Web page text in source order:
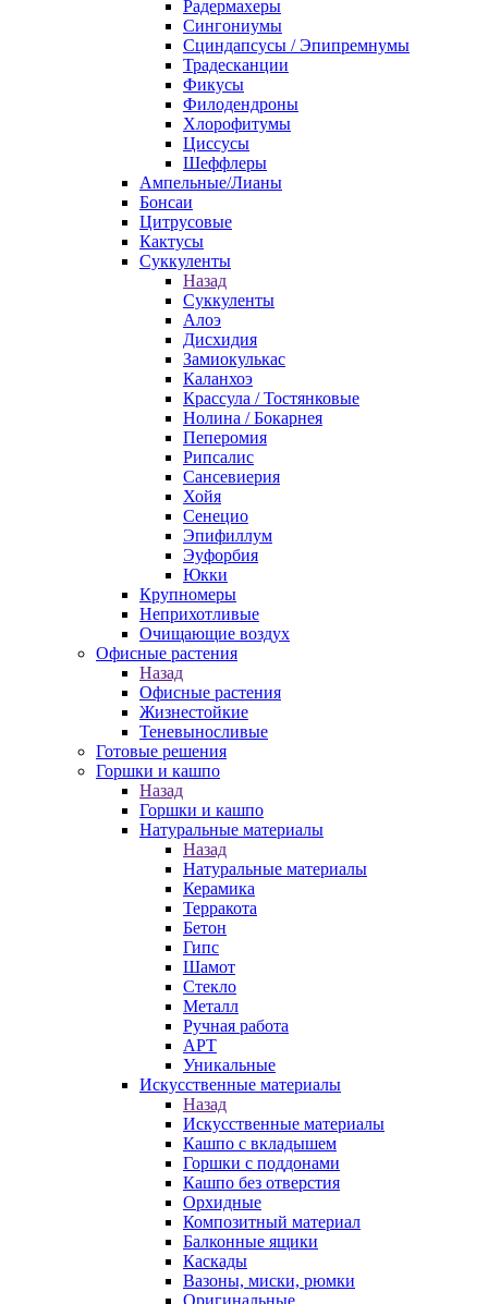
Радермахеры
Сингониумы
Сциндапсусы / Эпипремнумы
Традесканции
Фикусы
Филодендроны
Хлорофитумы
Циссусы
Шеффлеры
Ампельные/Лианы
Бонсаи
Цитрусовые
Кактусы
Суккуленты
Назад
Суккуленты
Алоэ
Дисхидия
Замиокулькас
Каланхоэ
Крассула / Тостянковые
Нолина / Бокарнея
Пеперомия
Рипсалис
Сансевиерия
Хойя
Сенецио
Эпифиллум
Эуфорбия
Юкки
Крупномеры
Неприхотливые
Очищающие воздух
Офисные растения
Назад
Офисные растения
Жизнестойкие
Теневыносливые
Готовые решения
Горшки и кашпо
Назад
Горшки и кашпо
Натуральные материалы
Назад
Натуральные материалы
Керамика
Терракота
Бетон
Гипс
Шамот
Стекло
Металл
Ручная работа
АРТ
Уникальные
Искусственные материалы
Назад
Искусственные материалы
Кашпо с вкладышем
Горшки с поддонами
Кашпо без отверстия
Орхидные
Композитный материал
Балконные ящики
Каскады
Вазоны, миски, рюмки
Оригинальные